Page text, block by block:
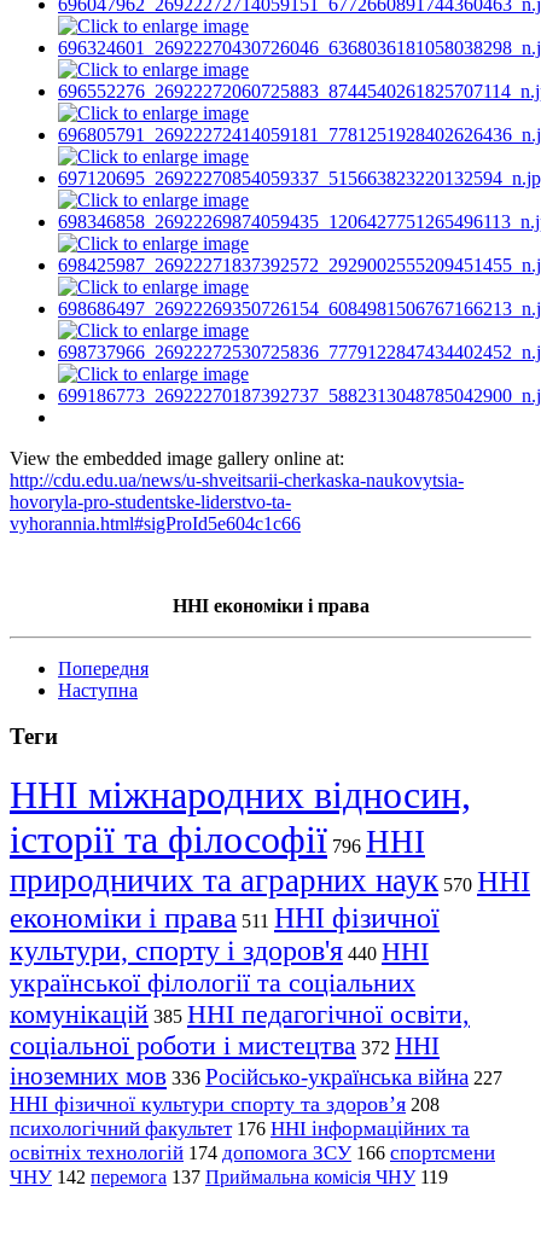
View the embedded image gallery online at:
http://cdu.edu.ua/news/u-shveitsarii-cherkaska-naukovytsia-
hovoryla-pro-studentske-liderstvo-ta-
vyhorannia.html#sigProId5e604c1c66
ННІ економіки і права
Попередня
Наступна
Теги
ННІ міжнародних відносин,
історії та філософії 796 ННІ
природничих та аграрних наук 570 ННІ
економіки і права 511 ННІ фізичної
культури, спорту і здоров'я 440 ННІ
української філології та соціальних
комунікацій 385 ННІ педагогічної освіти,
соціальної роботи і мистецтва 372 ННІ
іноземних мов 336 Російсько-українська війна 227
ННІ фізичної культури спорту та здоров’я 208
психологічний факультет 176 ННІ інформаційних та
освітніх технологій 174 допомога ЗСУ 166 спортсмени
ЧНУ 142 перемога 137 Приймальна комісія ЧНУ 119